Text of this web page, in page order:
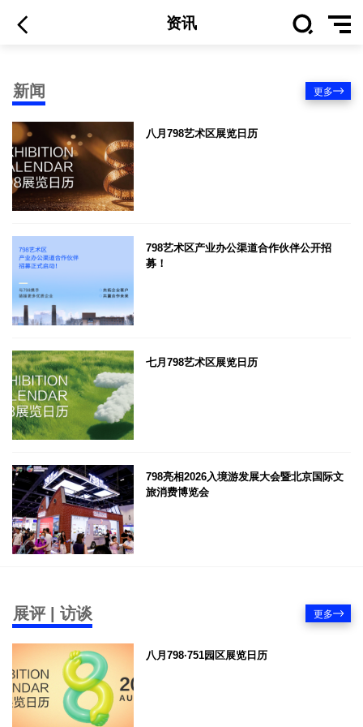
资讯
新闻 更多
八月798艺术区展览日历
798艺术区产业办公渠道合作伙伴公开招
募！
七月798艺术区展览日历
798亮相2026入境游发展大会暨北京国际文
旅消费博览会
展评 | 访谈 更多
八月798·751园区展览日历